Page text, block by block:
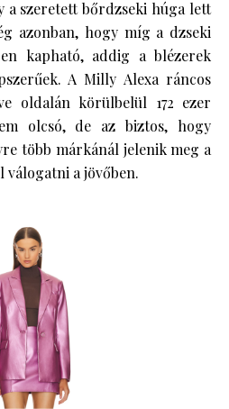
a szeretett bőrdzseki húga lett
azonban, hogy míg a dzseki
kapható, addig a blézerek
A Milly Alexa ráncos
oldalán körülbelül 172 ezer
olcsó, de az biztos, hogy
több márkánál jelenik meg a
a jövőben.